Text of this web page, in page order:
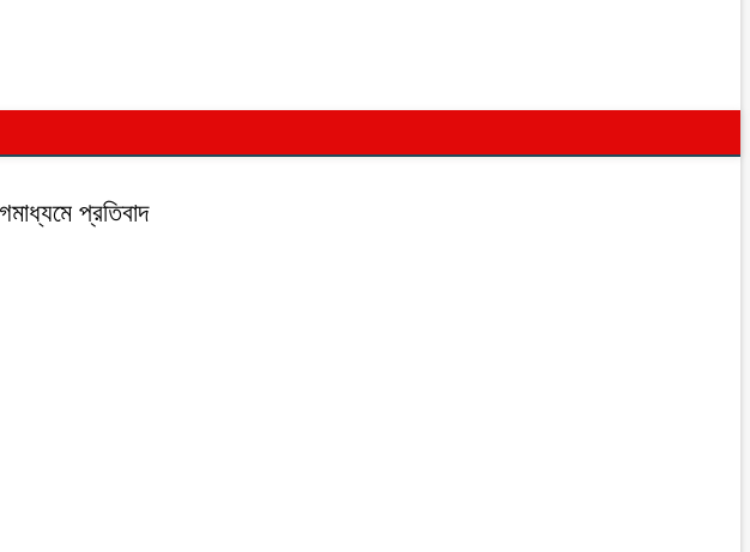
প্রতিবাদ